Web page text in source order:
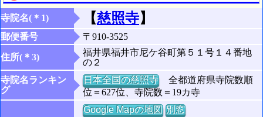
寺院名(＊1) 【慈照寺】
郵便番号 〒910-3525
住所(＊3)
福井県福井市尼ケ谷町第５１号１４番地
の２
寺院名ランキン
グ
日本全国の慈照寺全都道府県寺院数順
位＝627位、寺院数＝19カ寺
Google Mapの地図 別窓